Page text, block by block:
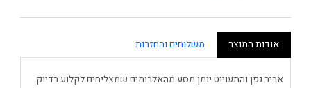
אודות המוצר משלוחים והחזרות
אביב גפן והתעויוט יומן מסע מהאלבומים שמצליחים לקלוע בדיוק